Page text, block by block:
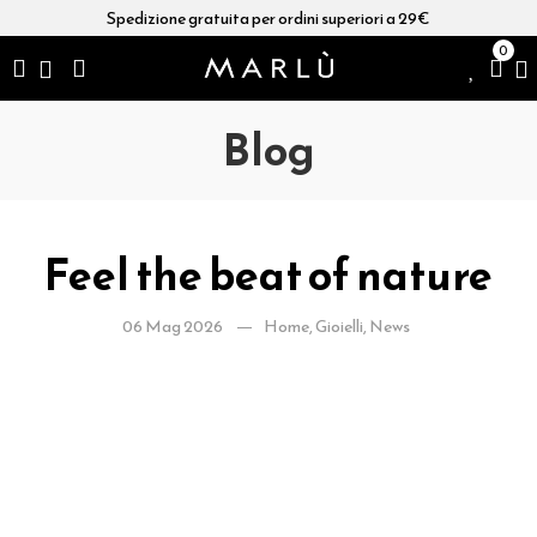
Spedizione gratuita per ordini superiori a 29€
0
Blog
Feel the beat of nature
06 Mag 2026 Home,Gioielli,News